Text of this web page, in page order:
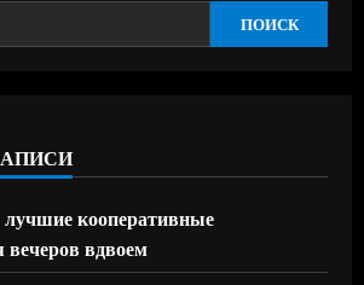
ПОИСК
кооперативные
вечеров вдвоем